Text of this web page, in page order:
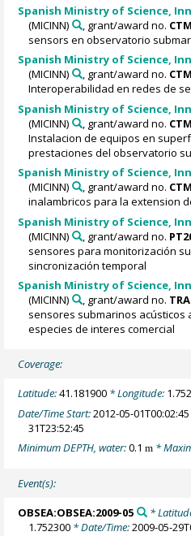
Spanish Ministry of Science,
(MICINN)
, grant/award no.
sensors en observatorio
Spanish Ministry of Science,
(MICINN)
, grant/award no.
Interoperabilidad en redes de
Spanish Ministry of Science,
(MICINN)
, grant/award no.
Instalacion de equipos en
prestaciones del observatorio
Spanish Ministry of Science,
(MICINN)
, grant/award no.
inalambricos para la extension
Spanish Ministry of Science,
(MICINN)
, grant/award no.
sensores para monitorización
sincronización temporal
Spanish Ministry of Science,
(MICINN)
, grant/award no.
sensores submarinos acústicos
especies de interes comercial
Coverage:
Latitude:41.181900 * Longitude:
Date/Time Start:2012-05-01T00:02:45
31T23:52:45
Minimum DEPTH, water:0.1m *
Event(s):
OBSEA:OBSEA:2009-05 *
1.752300 * Date/Time:2009-05-